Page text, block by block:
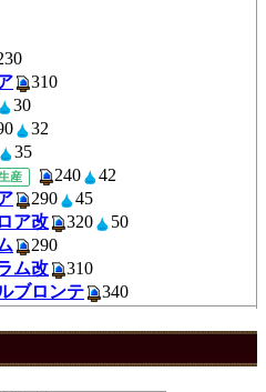
310
30
32
35
産 240
290
45
ア改 320
50
290
ム改
310
ブロンテ 340